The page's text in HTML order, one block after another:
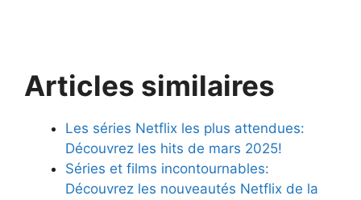
Articles similaires
Les séries Netflix les plus attendues:
Découvrez les hits de mars 2025!
Séries et films incontournables:
Découvrez les nouveautés Netflix de la